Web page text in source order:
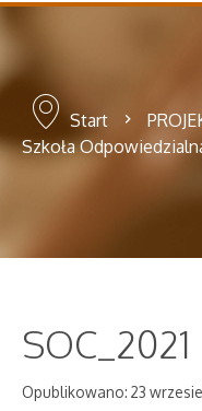
Start
Szkoła
SOC_2021
Opublikowano: 23